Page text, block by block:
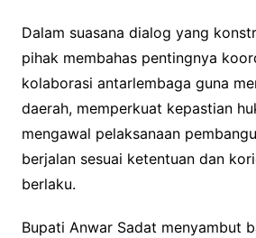
Dalam suasana dialog yang
pihak membahas pentingnya
kolaborasi antarlembaga guna
daerah, memperkuat kepastian
mengawal pelaksanaan
berjalan sesuai ketentuan dan
berlaku.
Bupati Anwar Sadat menyambut